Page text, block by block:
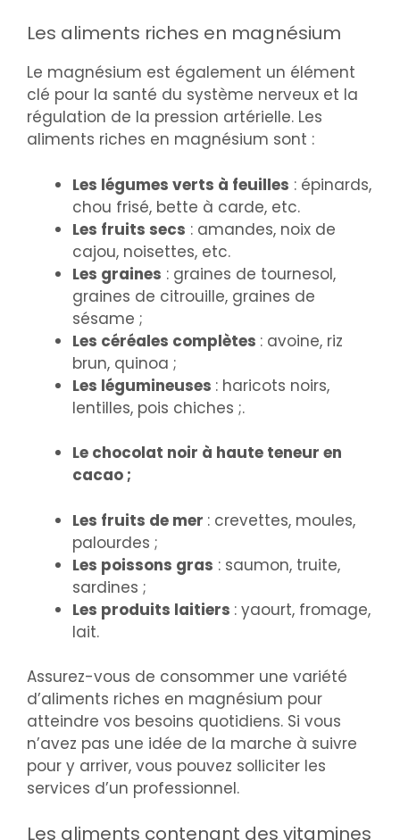
Les aliments riches en magnésium
Le magnésium est également un élément
clé pour la santé du système nerveux et la
régulation de la pression artérielle. Les
aliments riches en magnésium sont :
Les légumes verts à feuilles : épinards,
chou frisé, bette à carde, etc.
Les fruits secs : amandes, noix de
cajou, noisettes, etc.
Les graines : graines de tournesol,
graines de citrouille, graines de
sésame ;
Les céréales complètes : avoine, riz
brun, quinoa ;
Les légumineuses : haricots noirs,
lentilles, pois chiches ;.
Le chocolat noir à haute teneur en
cacao ;
Les fruits de mer : crevettes, moules,
palourdes ;
Les poissons gras : saumon, truite,
sardines ;
Les produits laitiers : yaourt, fromage,
lait.
Assurez-vous de consommer une variété
d’aliments riches en magnésium pour
atteindre vos besoins quotidiens. Si vous
n’avez pas une idée de la marche à suivre
pour y arriver, vous pouvez solliciter les
services d’un professionnel.
Les aliments contenant des vitamines